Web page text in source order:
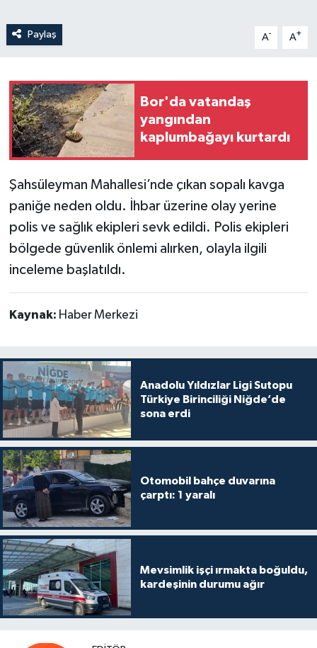
Paylaş A- A+
Bor'da vatandaş
yangından
kaplumbağayı kurtardı
Şahsüleyman Mahallesi’nde çıkan sopalı kavga
paniğe neden oldu. İhbar üzerine olay yerine
polis ve sağlık ekipleri sevk edildi. Polis ekipleri
bölgede güvenlik önlemi alırken, olayla ilgili
inceleme başlatıldı.
Kaynak: Haber Merkezi
Anadolu Yıldızlar Ligi Sutopu
Türkiye Birinciliği Niğde’de
sona erdi
Otomobil bahçe duvarına
çarptı: 1 yaralı
Mevsimlik işçi ırmakta boğuldu,
kardeşinin durumu ağır